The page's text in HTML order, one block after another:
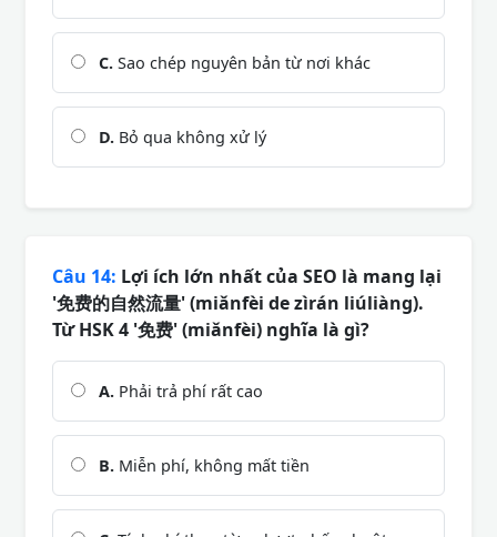
C. Sao chép nguyên bản từ nơi khác
D. Bỏ qua không xử lý
Câu 14: Lợi ích lớn nhất của SEO là mang lại
'免费的自然流量' (miǎnfèi de zìrán liúliàng).
Từ HSK 4 '免费' (miǎnfèi) nghĩa là gì?
A. Phải trả phí rất cao
B. Miễn phí, không mất tiền